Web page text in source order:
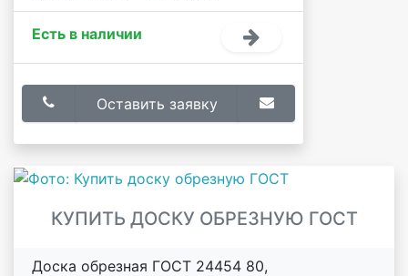
Есть в наличии
Оставить заявку
КУПИТЬ ДОСКУ ОБРЕЗНУЮ ГОСТ
Доска обрезная ГОСТ 24454 80,